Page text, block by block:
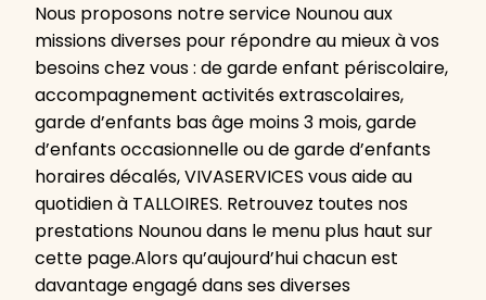
Nous proposons notre service Nounou aux
missions diverses pour répondre au mieux à vos
besoins chez vous : de garde enfant périscolaire,
accompagnement activités extrascolaires,
garde d’enfants bas âge moins 3 mois, garde
d’enfants occasionnelle ou de garde d’enfants
horaires décalés, VIVASERVICES vous aide au
quotidien à TALLOIRES. Retrouvez toutes nos
prestations Nounou dans le menu plus haut sur
cette page.Alors qu’aujourd’hui chacun est
davantage engagé dans ses diverses